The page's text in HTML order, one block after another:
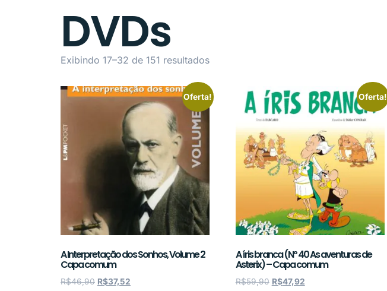
DVDs
Exibindo 17–32 de 151 resultados
Oferta!
A Interpretação dos Sonhos, Volume 2
Capa comum
R$46,90 R$37,52
Oferta!
A íris branca (Nº 40 As aventuras de
Asterix) – Capa comum
R$59,90 R$47,92